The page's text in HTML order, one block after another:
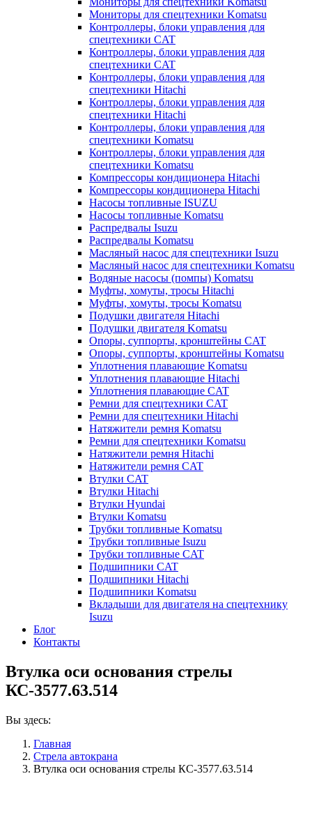
Мониторы для спецтехники Komatsu
Контроллеры, блоки управления для
спецтехники CAT
Контроллеры, блоки управления для
спецтехники CAT
Контроллеры, блоки управления для
спецтехники Hitachi
Контроллеры, блоки управления для
спецтехники Hitachi
Контроллеры, блоки управления для
спецтехники Komatsu
Контроллеры, блоки управления для
спецтехники Komatsu
Компрессоры кондиционера Hitachi
Компрессоры кондиционера Hitachi
Насосы топливные ISUZU
Насосы топливные Komatsu
Распредвалы Isuzu
Распредвалы Komatsu
Масляный насос для спецтехники Isuzu
Масляный насос для спецтехники Komatsu
Водяные насосы (помпы) Komatsu
Муфты, хомуты, тросы Hitachi
Муфты, хомуты, тросы Komatsu
Подушки двигателя Hitachi
Подушки двигателя Komatsu
Опоры, суппорты, кронштейны CAT
Опоры, суппорты, кронштейны Komatsu
Уплотнения плавающие Komatsu
Уплотнения плавающие Hitachi
Уплотнения плавающие CAT
Ремни для спецтехники CAT
Ремни для спецтехники Hitachi
Натяжители ремня Komatsu
Ремни для спецтехники Komatsu
Натяжители ремня Hitachi
Натяжители ремня CAT
Втулки CAT
Втулки Hitachi
Втулки Hyundai
Втулки Komatsu
Трубки топливные Komatsu
Трубки топливные Isuzu
Трубки топливные CAT
Подшипники CAT
Подшипники Hitachi
Подшипники Komatsu
Вкладыши для двигателя на спецтехнику
Isuzu
Блог
Контакты
Втулка оси основания стрелы
КС-3577.63.514
Вы здесь:
Главная
Стрела автокрана
Втулка оси основания стрелы КС-3577.63.514